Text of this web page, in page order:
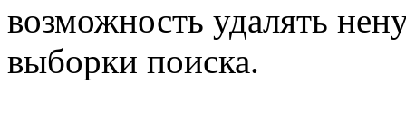
возможность удалять
выборки поиска.